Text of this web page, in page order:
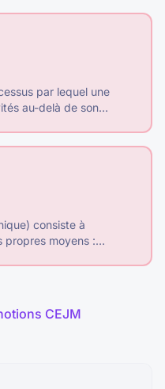
par lequel une
au-delà de son
consiste à
propres moyens :
CEJM